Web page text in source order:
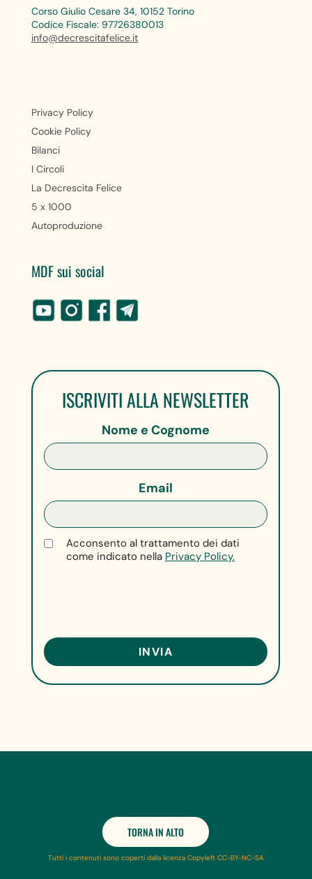
Corso Giulio Cesare 34, 10152 Torino
Codice Fiscale: 97726380013
info@decrescitafelice.it
Privacy Policy
Cookie Policy
Bilanci
I Circoli
La Decrescita Felice
5 x 1000
Autoproduzione
MDF sui social
ISCRIVITI ALLA NEWSLETTER
Nome e Cognome
Email
Acconsento al trattamento dei dati
come indicato nella Privacy Policy.
TORNA IN ALTO
Tutti i contenuti sono coperti dalla licenza Copyleft CC-BY-NC-SA